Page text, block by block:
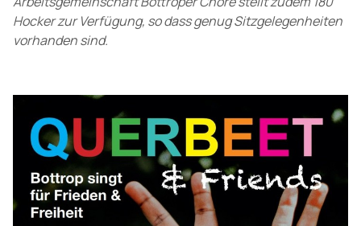
Hocker zur Verfügung, so dass genug Sitzgelegenheiten
vorhanden sind.